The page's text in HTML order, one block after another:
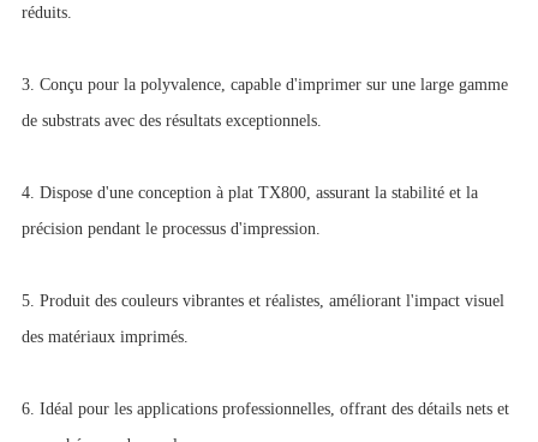
réduits.
3. Conçu pour la polyvalence, capable d'imprimer sur une large gamme
de substrats avec des résultats exceptionnels.
4. Dispose d'une conception à plat TX800, assurant la stabilité et la
précision pendant le processus d'impression.
5. Produit des couleurs vibrantes et réalistes, améliorant l'impact visuel
des matériaux imprimés.
6. Idéal pour les applications professionnelles, offrant des détails nets et